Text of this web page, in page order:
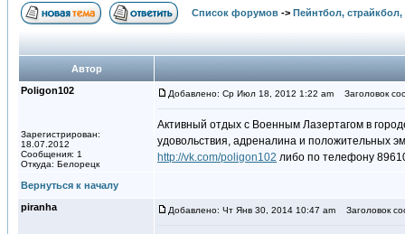
Список форумов -> Пейнтбол,
Автор
Poligon102
Зарегистрирован:
18.07.2012
Сообщения: 1
Откуда: Белорецк
Добавлено: Ср Июл 18, 2012 1:22 am Заголовок
Активный отдых с Военным Лазертагом в
удовольствия, адреналина и
http://vk.com/poligon102 либо по телефону
Вернуться к началу
piranha
Добавлено: Чт Янв 30, 2014 10:47 am Заголовок